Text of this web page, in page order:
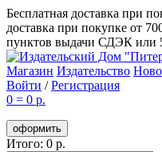
Бесплатная доставка при
доставка при покупке от
пунктов выдачи СДЭК или
Магазин Издательство
Войти /Регистрация
0 = 0 р.
оформить
Итого: 0 р.